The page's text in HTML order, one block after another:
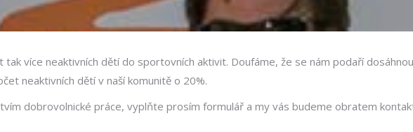
více neaktivních dětí do sportovních aktivit. Doufáme, že se nám podaří
neaktivních dětí v naší komunitě o 20%.
dobrovolnické práce, vyplňte prosím formulář a my vás budeme obratem